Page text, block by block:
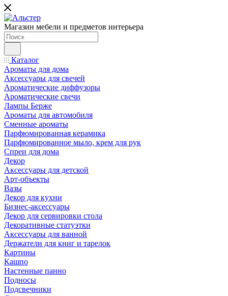
Магазин мебели и предметов интерьера
Каталог
Ароматы для дома
Аксессуары для свечей
Ароматические диффузоры
Ароматические свечи
Лампы Берже
Ароматы для автомобиля
Сменные ароматы
Парфюмированная керамика
Парфюмированное мыло, крем для рук
Спреи для дома
Декор
Аксессуары для детской
Арт-объекты
Вазы
Декор для кухни
Бизнес-аксессуары
Декор для сервировки стола
Декоративные статуэтки
Аксессуары для ванной
Держатели для книг и тарелок
Картины
Кашпо
Настенные панно
Подносы
Подсвечники